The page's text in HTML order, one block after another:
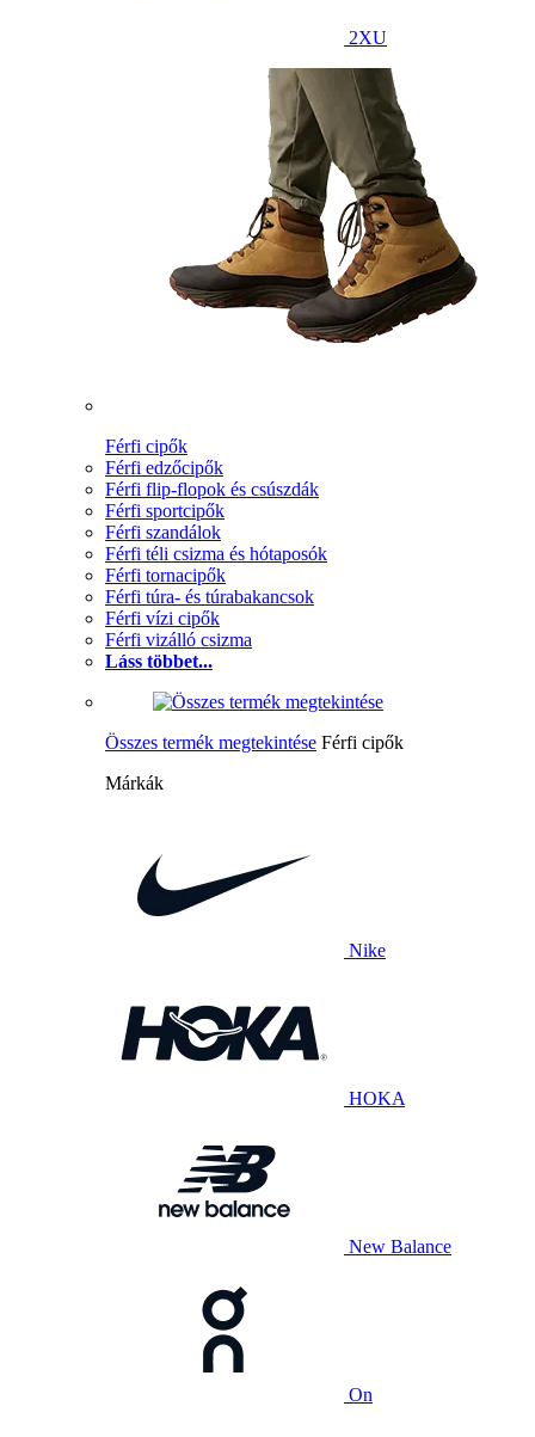
2XU
Férfi cipők
Férfi edzőcipők
Férfi flip-flopok és csúszdák
Férfi sportcipők
Férfi szandálok
Férfi téli csizma és hótaposók
Férfi tornacipők
Férfi túra- és túrabakancsok
Férfi vízi cipők
Férfi vizálló csizma
Láss többet...
Összes termék megtekintése Férfi cipők
Márkák
Nike
HOKA
New Balance
On